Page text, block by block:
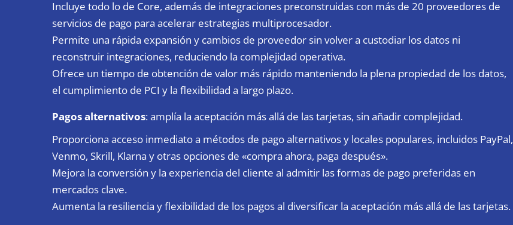
Incluye todo lo de Core, además de integraciones preconstruidas con más de 20 proveedores de
servicios de pago para acelerar estrategias multiprocesador.
Permite una rápida expansión y cambios de proveedor sin volver a custodiar los datos ni
reconstruir integraciones, reduciendo la complejidad operativa.
Ofrece un tiempo de obtención de valor más rápido manteniendo la plena propiedad de los datos,
el cumplimiento de PCI y la flexibilidad a largo plazo.
Pagos alternativos: amplía la aceptación más allá de las tarjetas, sin añadir complejidad.
Proporciona acceso inmediato a métodos de pago alternativos y locales populares, incluidos PayPal,
Venmo, Skrill, Klarna y otras opciones de «compra ahora, paga después».
Mejora la conversión y la experiencia del cliente al admitir las formas de pago preferidas en
mercados clave.
Aumenta la resiliencia y flexibilidad de los pagos al diversificar la aceptación más allá de las tarjetas.